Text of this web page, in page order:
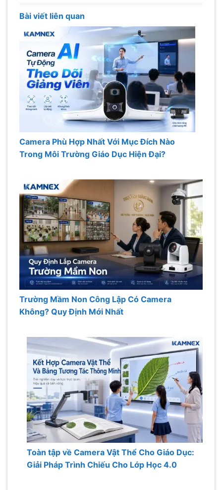
Bài viết liên quan
Camera Phù Hợp Nhất Với Mục Đích Nào
Trong Môi Trường Giáo Dục Hiện Đại?
Trường Mầm Non Công Lập Có Camera
Không? Quy Định Mới Nhất
Toàn tập về Camera Vật Thể Cho Giáo Dục:
Giải Pháp Trình Chiếu Cho Lớp Học 4.0